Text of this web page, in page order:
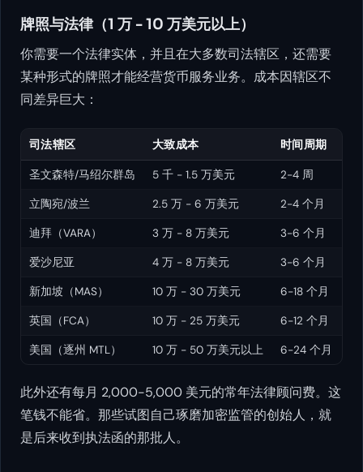
牌照与法律（1 万 - 10 万美元以上）
你需要一个法律实体，并且在大多数司法辖区，还需要
某种形式的牌照才能经营货币服务业务。成本因辖区不
同差异巨大：
司法辖区 大致成本 时间周期
圣文森特/马绍尔群岛 5 千 - 1.5 万美元 2-4 周
立陶宛/波兰 2.5 万 - 6 万美元 2-4 个月
迪拜（VARA） 3 万 - 8 万美元 3-6 个月
爱沙尼亚 4 万 - 8 万美元 3-6 个月
新加坡（MAS） 10 万 - 30 万美元 6-18 个月
英国（FCA） 10 万 - 25 万美元 6-12 个月
美国（逐州 MTL） 10 万 - 50 万美元以上 6-24 个月
此外还有每月 2,000-5,000 美元的常年法律顾问费。这
笔钱不能省。那些试图自己琢磨加密监管的创始人，就
是后来收到执法函的那批人。